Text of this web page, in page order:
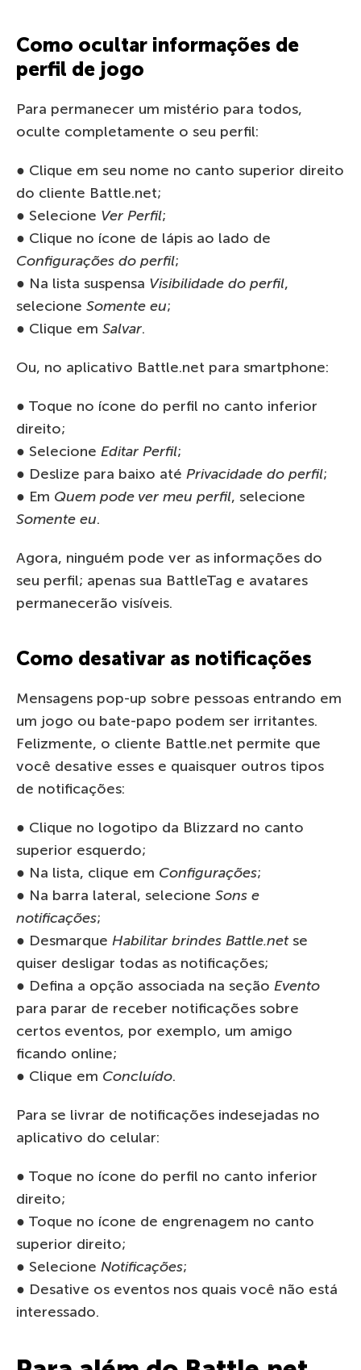
Como ocultar informações de
perfil de jogo
Para permanecer um mistério para todos,
oculte completamente o seu perfil:
● Clique em seu nome no canto superior direito
do cliente Battle.net;
● Selecione Ver Perfil;
● Clique no ícone de lápis ao lado de
Configurações do perfil;
● Na lista suspensa Visibilidade do perfil,
selecione Somente eu;
● Clique em Salvar.
Ou, no aplicativo Battle.net para smartphone:
● Toque no ícone do perfil no canto inferior
direito;
● Selecione Editar Perfil;
● Deslize para baixo até Privacidade do perfil;
● Em Quem pode ver meu perfil, selecione
Somente eu.
Agora, ninguém pode ver as informações do
seu perfil; apenas sua BattleTag e avatares
permanecerão visíveis.
Como desativar as notificações
Mensagens pop-up sobre pessoas entrando em
um jogo ou bate-papo podem ser irritantes.
Felizmente, o cliente Battle.net permite que
você desative esses e quaisquer outros tipos
de notificações:
● Clique no logotipo da Blizzard no canto
superior esquerdo;
● Na lista, clique em Configurações;
● Na barra lateral, selecione Sons e
notificações;
● Desmarque Habilitar brindes Battle.netse
quiser desligar todas as notificações;
● Defina a opção associada na seção Evento
para parar de receber notificações sobre
certos eventos, por exemplo, um amigo
ficando online;
● Clique em Concluído.
Para se livrar de notificações indesejadas no
aplicativo do celular:
● Toque no ícone do perfil no canto inferior
direito;
● Toque no ícone de engrenagem no canto
superior direito;
● Selecione Notificações;
● Desative os eventos nos quais você não está
interessado.